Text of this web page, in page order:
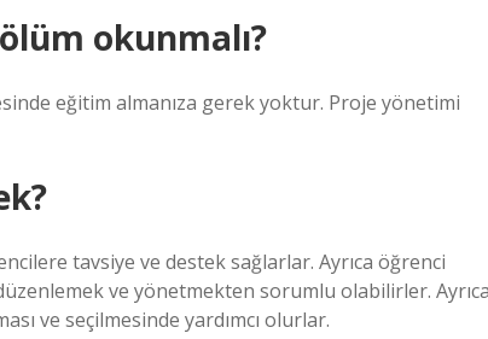
okunmalı?
eğitim almanıza gerek yoktur. Proje yönetimi
tavsiye ve destek sağlarlar. Ayrıca öğrenci
ve yönetmekten sorumlu olabilirler.
ve seçilmesinde yardımcı olurlar.